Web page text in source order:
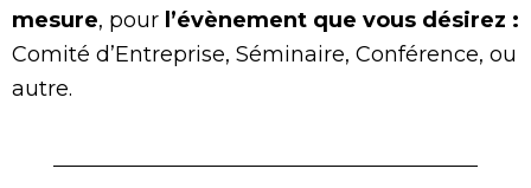
mesure, pour l’évènement que vous désirez :
Comité d’Entreprise, Séminaire, Conférence, ou
autre.